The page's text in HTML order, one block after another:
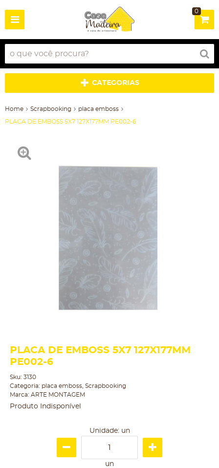
0
CATEGORIAS
Home Scrapbooking placa emboss
PLACA DE EMBOSS 5X7 127X177MM PE002-6
PLACA DE EMBOSS 5X7 127X177MM
PE002-6
Sku: 3130
Categoria: placa emboss Scrapbooking
Marca: ARTE MONTAGEM
Produto Indisponível
Unidade: un
un